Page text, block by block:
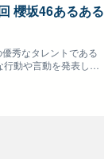
櫻坂46あるある
秀なタレントである
動や言動を発表して